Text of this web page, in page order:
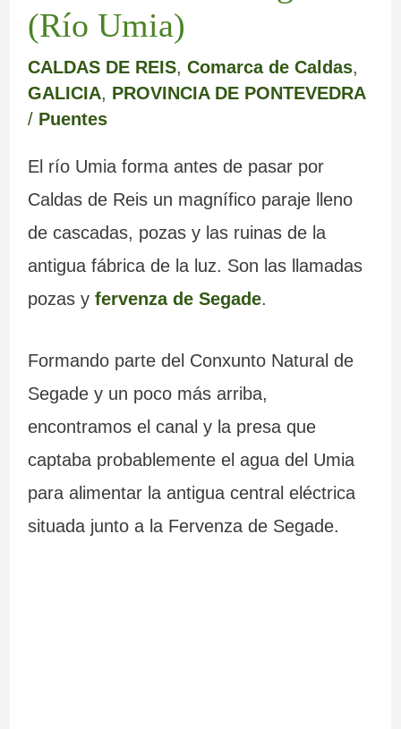
(Río Umia)
CALDAS DE REIS, Comarca de Caldas,
GALICIA, PROVINCIA DE PONTEVEDRA
/ Puentes
El río Umia forma antes de pasar por
Caldas de Reis un magnífico paraje lleno
de cascadas, pozas y las ruinas de la
antigua fábrica de la luz. Son las llamadas
pozas y fervenza de Segade.
Formando parte del Conxunto Natural de
Segade y un poco más arriba,
encontramos el canal y la presa que
captaba probablemente el agua del Umia
para alimentar la antigua central eléctrica
situada junto a la Fervenza de Segade.